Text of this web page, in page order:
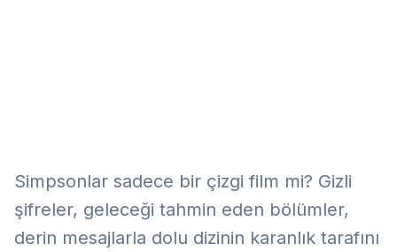
Simpsonlar sadece bir çizgi film mi? Gizli
şifreler, geleceği tahmin eden bölümler,
derin mesajlarla dolu dizinin karanlık tarafını